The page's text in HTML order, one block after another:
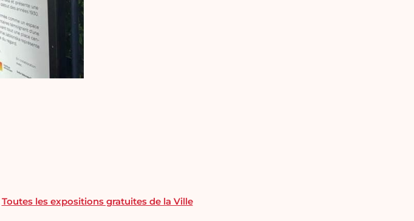
Toutes les expositions gratuites de la Ville